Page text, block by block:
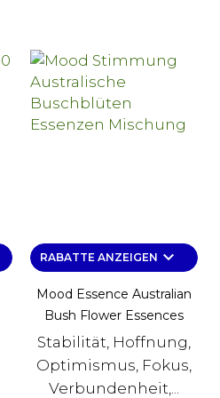
RABATTE ANZEIGEN keyboard_arrow_down
Mood Essence Australian
Bush Flower Essences
Stabilität, Hoffnung,
Optimismus, Fokus,
Verbundenheit,...